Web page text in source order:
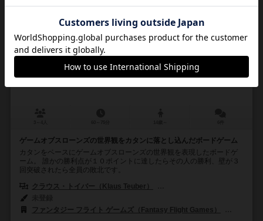
ゲーム・オブ・スローンズ・カタン
6.0
ゲームオブスローンズの世界観をカタンに落とし込んだボードゲーム
カタンをベースにゲームオブスローンズの世界観を表現したボードゲ
ーム。 誰かの勝利点が１０ポイントに達したらその人の勝利、壁が３
回突破されたら全員の敗北です。
クラウス・トイバー（Klaus Teuber）
ファンタジー フライト ゲームズ（Fantasy Flight Games）